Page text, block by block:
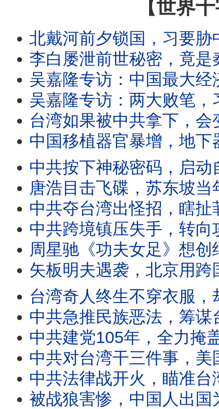
【世界
北戴河前夕锁国，习要胁中共大老？习搞垮经济，使出三板斧宣
李白屡泄前世秘密，竟是秦始皇转世？李白预言绝密天机，今天正在兑
吴嘉隆专访：中国最大经济危机曝光，还能救吗？习近平两大招，火
吴嘉隆专访：两大败笔，习近平21大难连任？中共频扰台海南海，为掩饰无力攻台？台
台湾如果被中共拿下，会变怎么样？台湾人民会得到或失
中国移植器官暴增，地下器官诈骗崛起；器官诈骗难追查，三招套
中共按下神秘密码，启动自我毁灭？全国四大败象涌现，
唐浩目击飞碟，苏东坡当年也见过？美加速公布飞碟机密，外星人即将现身？中
中共夺台湾出怪招，瞎扯菲律宾领土是台湾的？巴丹群岛太重要，招引
中共跨境镇压失手，转向攻击台湾五大罩门；跨境镇压太疯狂，吃
周星驰《功夫女足》想创纪录，中共是拦路虎？星爷电影屡成经典，预
矢板明夫遇袭，北京用跨国镇压逼统台湾？中共发射巨浪
台湾奇人终生不穿衣服，却热心助人守护村庄；似疯非疯藏
中共急推民族恶法，筹谋台海新战争？民族法输出跨国
中共建党105年，全力掩盖五大冤案；大饥荒、文革等冤
中共对台湾干三件事，美国气炸全力反击；北京对台认知战换花招，更耸
中共法律战开火，瞄准台湾跨国镇压、改造思想；中共跨国镇压，一次
被战狼害惨，中国人出国为何不敢亮护照？天天怒骂美日